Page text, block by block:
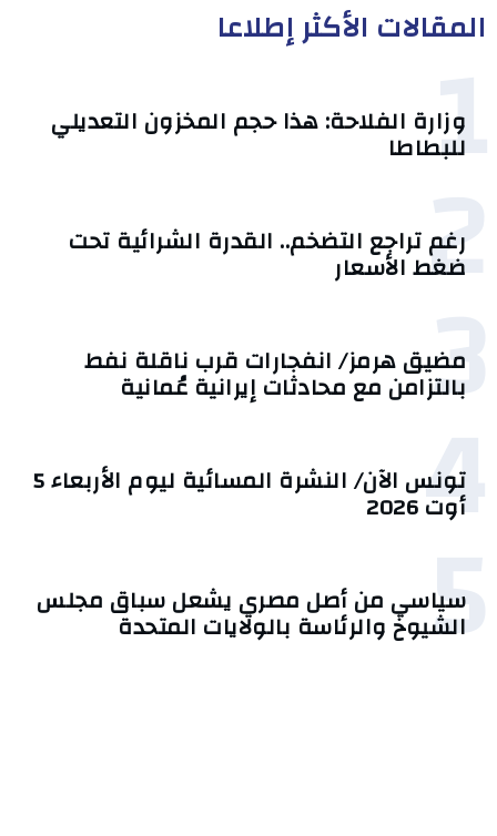
المقالات الأكثر إطلاعا
1
وزارة الفلاحة: هذا حجم المخزون التعديلي
للبطاطا
2
رغم تراجع التضخم.. القدرة الشرائية تحت
ضغط الأسعار
3
مضيق هرمز/ انفجارات قرب ناقلة نفط
بالتزامن مع محادثات إيرانية عُمانية
4 تونس الآن/ النشرة المسائية ليوم الأربعاء 5
أوت 2026
5
سياسي من أصل مصري يشعل سباق مجلس
الشيوخ والرئاسة بالولايات المتحدة